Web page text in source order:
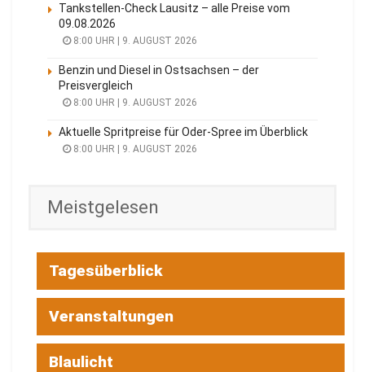
Tankstellen-Check Lausitz – alle Preise vom
09.08.2026
8:00 UHR | 9. AUGUST 2026
Benzin und Diesel in Ostsachsen – der
Preisvergleich
8:00 UHR | 9. AUGUST 2026
Aktuelle Spritpreise für Oder-Spree im Überblick
8:00 UHR | 9. AUGUST 2026
Meistgelesen
Tagesüberblick
Veranstaltungen
Blaulicht